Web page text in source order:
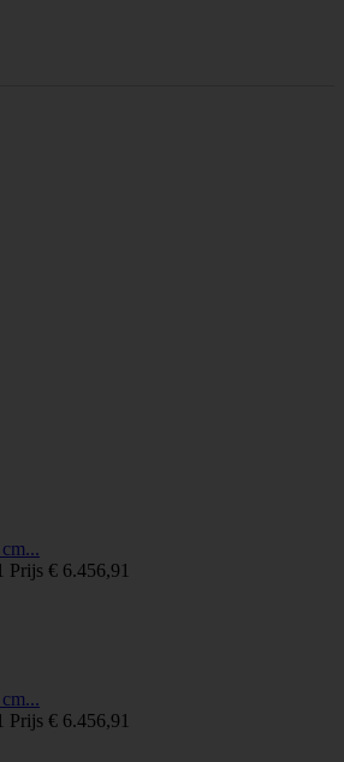
Prijs € 6.456,91
Prijs € 6.456,91